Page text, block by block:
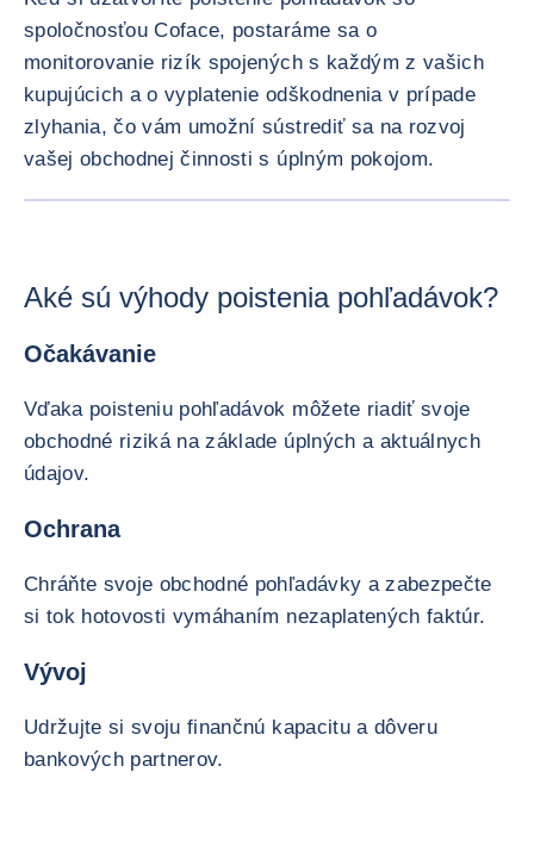
spoločnosťou Coface, postaráme sa o
monitorovanie rizík spojených s každým z vašich
kupujúcich a o vyplatenie odškodnenia v prípade
zlyhania, čo vám umožní sústrediť sa na rozvoj
vašej obchodnej činnosti s úplným pokojom.
Aké sú výhody poistenia pohľadávok?
Očakávanie
Vďaka poisteniu pohľadávok môžete riadiť svoje
obchodné riziká na základe úplných a aktuálnych
údajov.
Ochrana
Chráňte svoje obchodné pohľadávky a zabezpečte
si tok hotovosti vymáhaním nezaplatených faktúr.
Vývoj
Udržujte si svoju finančnú kapacitu a dôveru
bankových partnerov.